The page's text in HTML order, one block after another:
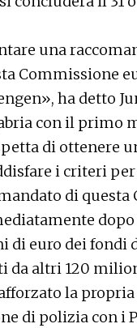
una
Commissione
ha detto
con il primo
di ottenere
i criteri
di
di euro dei fondi
da altri 120
la
di polizia con i